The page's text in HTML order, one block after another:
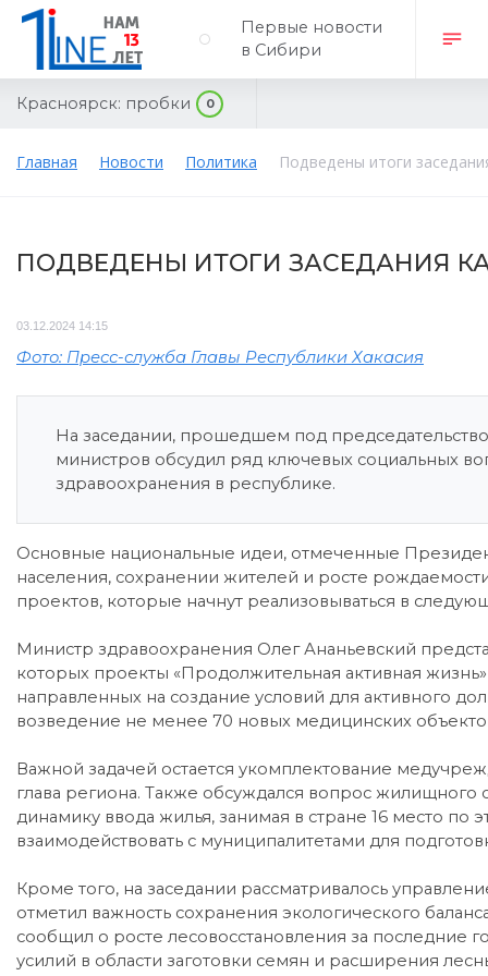
Первые новости
в Сибири
Красноярск: пробки 0
Главная Новости Политика Подведены итоги
ПОДВЕДЕНЫ ИТОГИ ЗАСЕДАНИЯ
03.12.2024 14:15
Фото: Пресс-служба Главы Республики Хакасия
На заседании, прошедшем под
министров обсудил ряд ключевых социальных
здравоохранения в республике.
Основные национальные идеи, отмеченные
населения, сохранении жителей и росте
проектов, которые начнут реализовываться в
Министр здравоохранения Олег Ананьевский
которых проекты «Продолжительная активная
направленных на создание условий для активного
возведение не менее 70 новых медицинских
Важной задачей остается укомплектование
глава региона. Также обсуждался вопрос жилищного
динамику ввода жилья, занимая в стране 16 место
взаимодействовать с муниципалитетами для
Кроме того, на заседании рассматривалось
отметил важность сохранения экологического
сообщил о росте лесовосстановления за последние
усилий в области заготовки семян и расширения